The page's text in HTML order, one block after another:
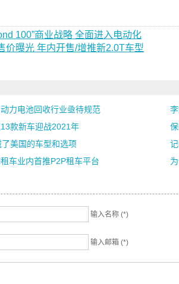
100”商业战略 全面进入电动化
价曝光 年内开售/增推新2.0T车型
力电池回收行业亟待规范
款新车迎战2021年
美国的车型和选项
车业内首推P2P租车平台
输入名称 (*)
输入邮箱 (*)